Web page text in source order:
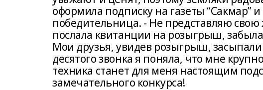
оформила подписку на газеты “Сакмар”
победительница. - Не представляю
послала квитанции на розыгрыш,
Мои друзья, увидев розыгрыш,
десятого звонка я поняла, что мне
техника станет для меня настоящим
замечательного конкурса!